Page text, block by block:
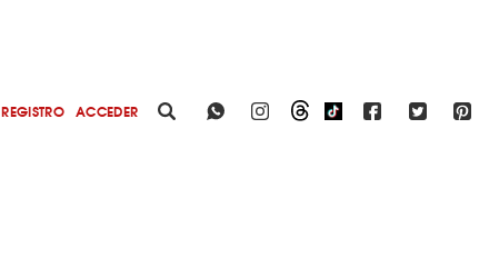
REGISTRO ACCEDER